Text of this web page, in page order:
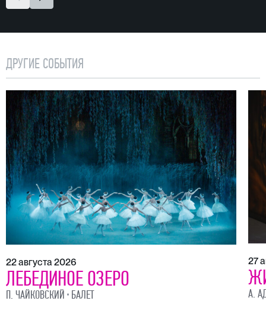
ДРУГИЕ СОБЫТИЯ
22 августа 2026
ЛЕБЕДИНОЕ ОЗЕРО
П. ЧАЙКОВСКИЙ БАЛЕТ
27
А.